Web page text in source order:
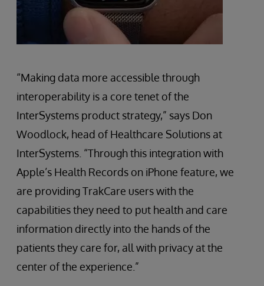
“Making data more accessible through
interoperability is a core tenet of the
InterSystems product strategy,” says Don
Woodlock, head of Healthcare Solutions at
InterSystems. “Through this integration with
Apple’s Health Records on iPhone feature, we
are providing TrakCare users with the
capabilities they need to put health and care
information directly into the hands of the
patients they care for, all with privacy at the
center of the experience.”